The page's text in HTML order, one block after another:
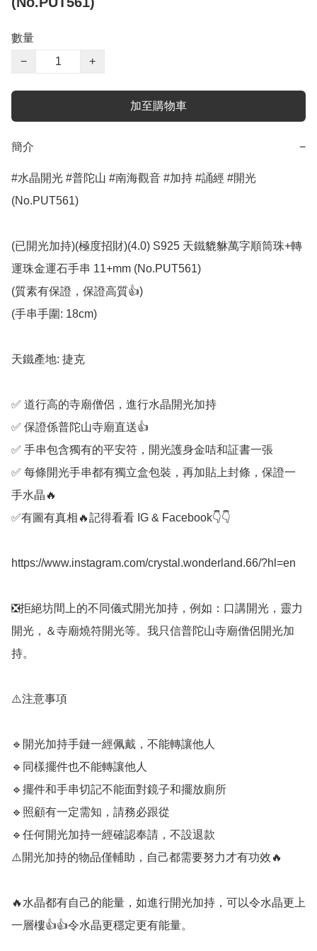
數量
−
+
加至購物車
簡介 −
#水晶開光 #普陀山 #南海觀音 #加持 #誦經 #開光
(No.PUT561)
(已開光加持)(極度招財)(4.0) S925 天鐵貔貅萬字順筒珠+轉
運珠金運石手串 11+mm (No.PUT561)
(質素有保證，保證高質👍)
(手串手圍: 18cm)
天鐵產地: 捷克
✅️ 道行高的寺廟僧侶，進行水晶開光加持
✅️ 保證係普陀山寺廟直送👍
✅️ 手串包含獨有的平安符，開光護身金咭和証書一張
✅️ 每條開光手串都有獨立盒包裝，再加貼上封條，保證一
手水晶🔥
✅️有圖有真相🔥記得看看 IG & Facebook👇👇
https://www.instagram.com/crystal.wonderland.66/?hl=en
❎️拒絕坊間上的不同儀式開光加持，例如：口講開光，靈力
開光，＆寺廟燒符開光等。我只信普陀山寺廟僧侶開光加
持。
⚠️注意事項
🔹️開光加持手鏈一經佩戴，不能轉讓他人
🔹️同樣擺件也不能轉讓他人
🔹️擺件和手串切記不能面對鏡子和擺放廁所
🔹️照顧有一定需知，請務必跟從
🔹️任何開光加持一經確認奉請，不設退款
⚠️開光加持的物品僅輔助，自己都需要努力才有功效🔥
🔥水晶都有自己的能量，如進行開光加持，可以令水晶更上
一層樓👍👍令水晶更穩定更有能量。